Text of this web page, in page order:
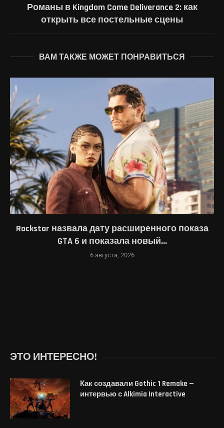
Романы в Kingdom Come Deliverance 2: как
открыть все постельные сцены
ВАМ ТАКЖЕ МОЖЕТ ПОНРАВИТЬСЯ
Rockstar назвала дату расширенного показа
GTA 6 и показала новый...
6 августа, 2026
ЭТО ИНТЕРЕСНО!
Как создавали Gothic 1 Remake —
интервью с Alkimia Interactive